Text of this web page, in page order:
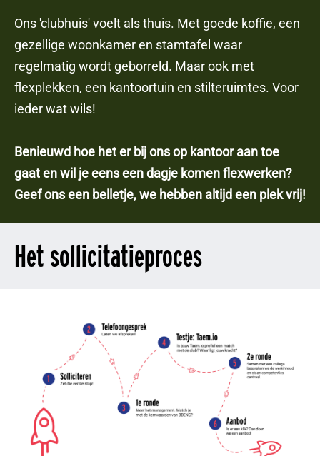
Ons 'clubhuis' voelt als thuis. Met goede koffie, een
gezellige woonkamer en stamtafel waar
regelmatig wordt geborreld. Maar ook met
flexplekken, een kantoortuin en stilteruimtes. Voor
ieder wat wils!
Benieuwd hoe het er bij ons op kantoor aan toe
gaat en wil je eens een dagje komen flexwerken?
Geef ons een belletje, we hebben altijd een plek vrij!
Het sollicitatieproces